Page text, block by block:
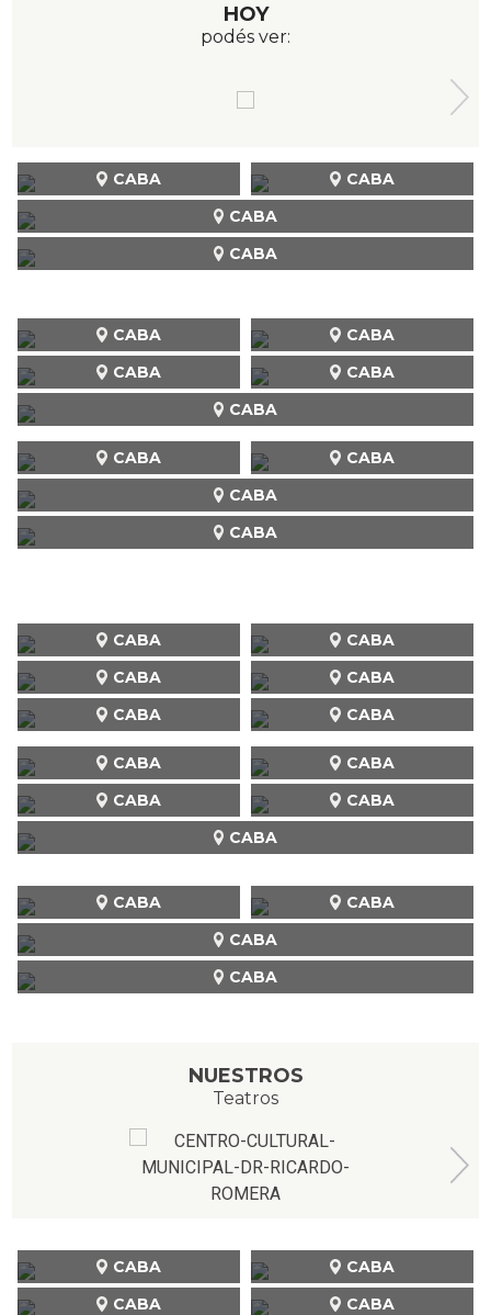
HOY
podés ver:
CABA
CABA CABA
CABA
CABA CABA
CABA
CABA CABA
CABA
CABA CABA
CABA
CABA
CABA
CABA
CABA
CABA
CABA
CABA CABA
CABA
CABA CABA
CABA
CABA CABA
CABA
NUESTROS
Teatros
CABA
CABA
CABA
CABA